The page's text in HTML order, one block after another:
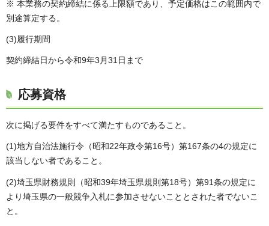
※ 本業務の契約締結に係る上限額であり、予定価格はこの範囲内で
別途算定する。
(3)履行期間
契約締結日から令和9年3月31日まで
応募資格
次に掲げる要件をすべて満たすものであること。
(1)地方自治法施行令（昭和22年政令第16号）第167条の4の規定に
該当しない者であること。
(2)埼玉県財務規則（昭和39年埼玉県規則第18号）第91条の規定に
より埼玉県の一般競争入札に参加させないこととされた者でないこ
と。